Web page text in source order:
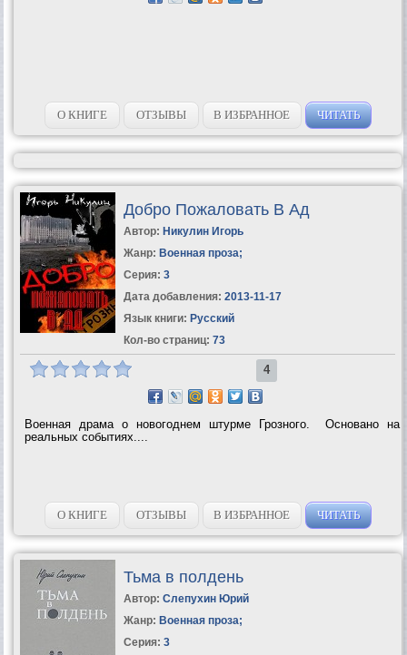
О КНИГЕ ОТЗЫВЫ В ИЗБРАННОЕ ЧИТАТЬ
Добро Пожаловать В Ад
Автор: Никулин Игорь
Жанр: Военная проза;
Серия: 3
Дата добавления: 2013-11-17
Язык книги: Русский
Кол-во страниц: 73
4
Военная драма о новогоднем штурме Грозного. Основано на
реальных событиях....
О КНИГЕ ОТЗЫВЫ В ИЗБРАННОЕ ЧИТАТЬ
Тьма в полдень
Автор: Слепухин Юрий
Жанр: Военная проза;
Серия: 3